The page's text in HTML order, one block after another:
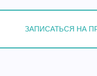
ЗАПИСАТЬСЯ НА